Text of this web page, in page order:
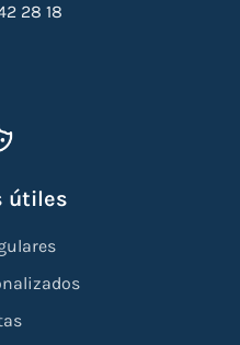
28 18
útiles